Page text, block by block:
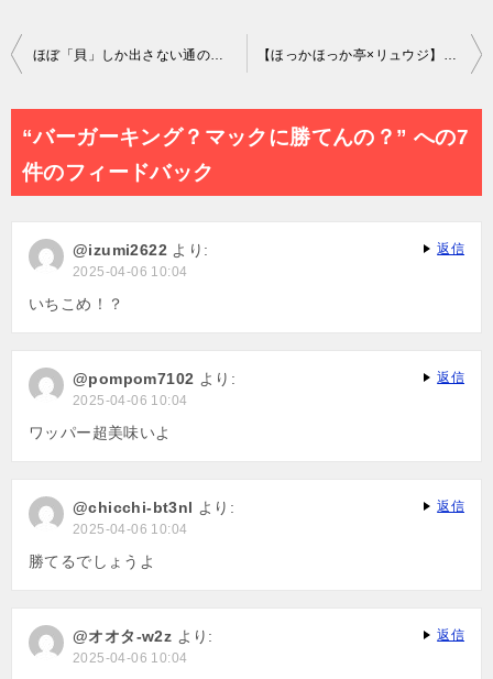
投
ビ
ゲ
シ
ョ
“バーガーキング？マックに勝てんの？” への7
件のフィードバック
@izumi2622 より:
2025-04-06 10:04
いちこめ！？
返信
@pompom7102 より:
2025-04-06 10:04
ワッパー超美味いよ
返信
@chicchi-bt3nl より:
2025-04-06 10:04
勝てるでしょうよ
返信
@オオタ-w2z より:
2025-04-06 10:04
返信